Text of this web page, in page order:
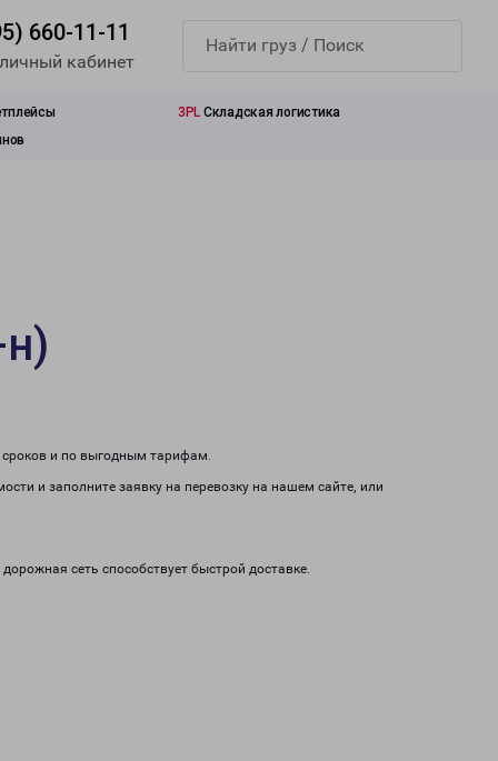
660-11-11
кабинет
3PL Складская логистика
сроков и по выгодным тарифам.
и заполните заявку на перевозку на нашем сайте, или
сеть способствует быстрой доставке.